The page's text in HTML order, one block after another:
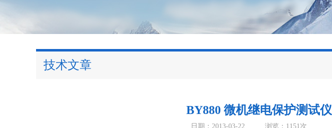
技术文章
BY880 微机继电保护测试仪
日期：2013-03-22 浏览：1151次